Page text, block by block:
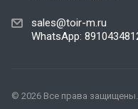
sales@toir-m.ru
WhatsApp:
© 2026 Все права защищены.